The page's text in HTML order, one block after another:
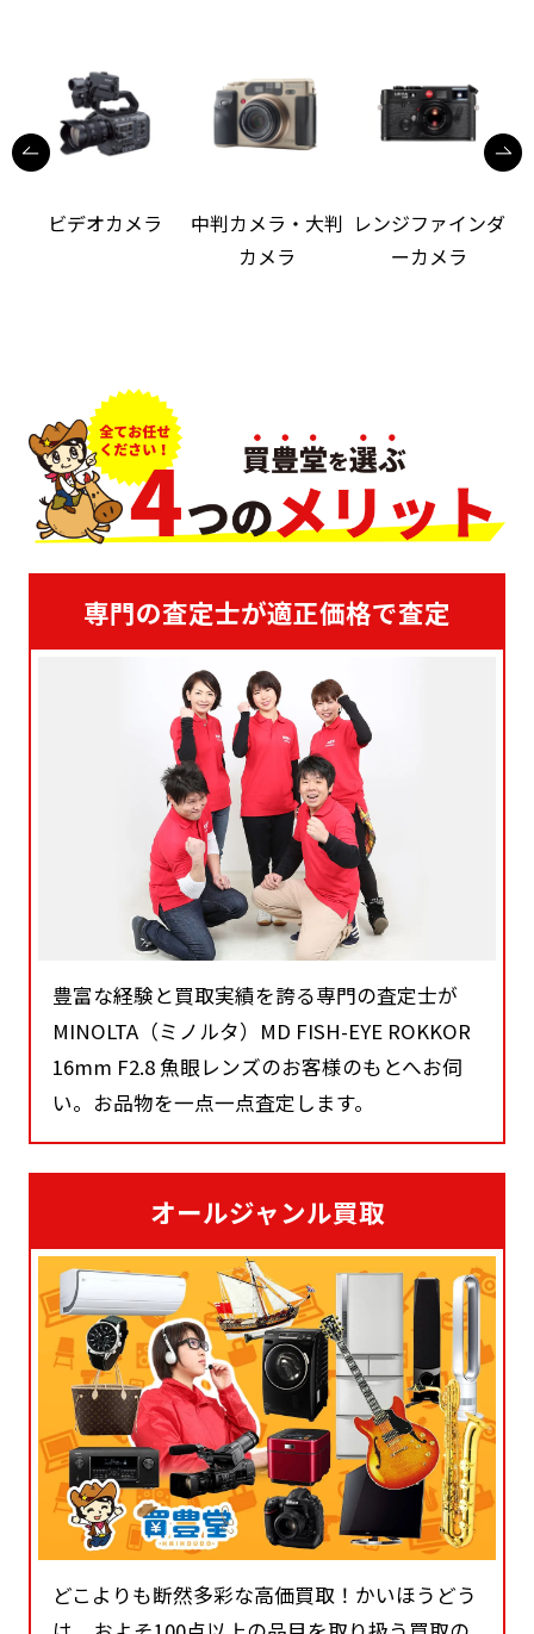
ビデオカメラ
中判カメラ・大判
カメラ
レンジファインダ
ーカメラ
専門の査定士が適正価格で査定
豊富な経験と買取実績を誇る専門の査定士が
MINOLTA（ミノルタ）MD FISH-EYE ROKKOR
16mm F2.8 魚眼レンズのお客様のもとへお伺
い。お品物を一点一点査定します。
オールジャンル買取
どこよりも断然多彩な高価買取！かいほうどう